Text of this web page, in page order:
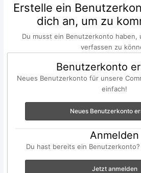
Erstelle ein
dich an, um zu
Du musst ein Benutzerkonto haben,
verfassen zu
Benutzerkonto
Neues Benutzerkonto für unsere
einfach!
Neues Benutzerkonto
Anmelden
Du hast bereits ein
Jetzt anmelden